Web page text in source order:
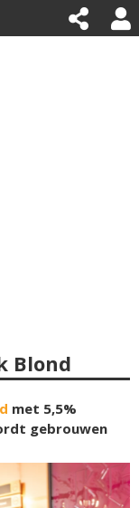
Blond
met 5,5%
gebrouwen